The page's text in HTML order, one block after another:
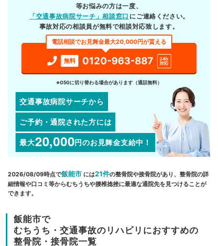
等お悩みの方は一度、
「交通事故病院サーチ」相談窓口 にご連絡ください。
事故対応の相談員が無料で相談対応致します。
電話相談でお見舞金最大20,000円が貰える
無料 0120-963-887
24h
対応
※050に切り替わる場合があります（通話無料）
交通事故病院サーチから
ご予約・通院された方には
最大20,000円のお見舞金支給中！
2026/08/09時点で飯能市 には21件の整骨院や接骨院があり、整骨院の詳
細情報や口コミ等からむちうちや腰椎捻挫に最適な通院先を見つけることが
できます。
飯能市で
むちうち・交通事故のリハビリにおすすめの
整骨院・接骨院一覧